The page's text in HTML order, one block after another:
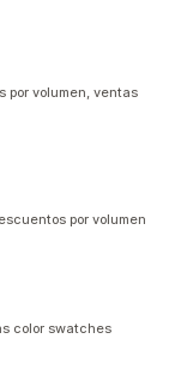
por volumen, ventas
por volumen
color swatches